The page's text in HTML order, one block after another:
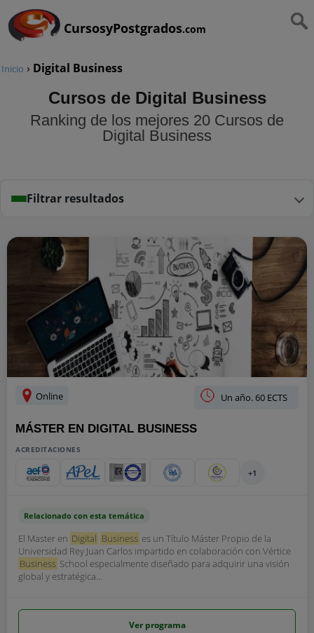
CursosyPostgrados.com
Inicio › Digital Business
Cursos de Digital Business
Ranking de los mejores 20 Cursos de
Digital Business
Filtrar resultados
Online Un año. 60 ECTS
MÁSTER EN DIGITAL BUSINESS
ACREDITACIONES
+1
Relacionado con esta temática
El Master en Digital Business es un Título Máster Propio de la
Universidad Rey Juan Carlos impartido en colaboración con Vértice
Business School especialmente diseñado para adquirir una visión
global y estratégica...
Ver programa